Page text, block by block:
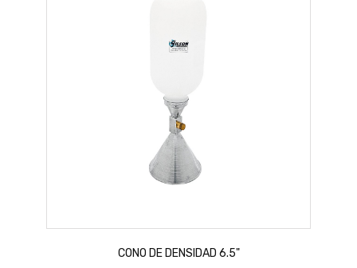
CONO DE DENSIDAD 6.5"